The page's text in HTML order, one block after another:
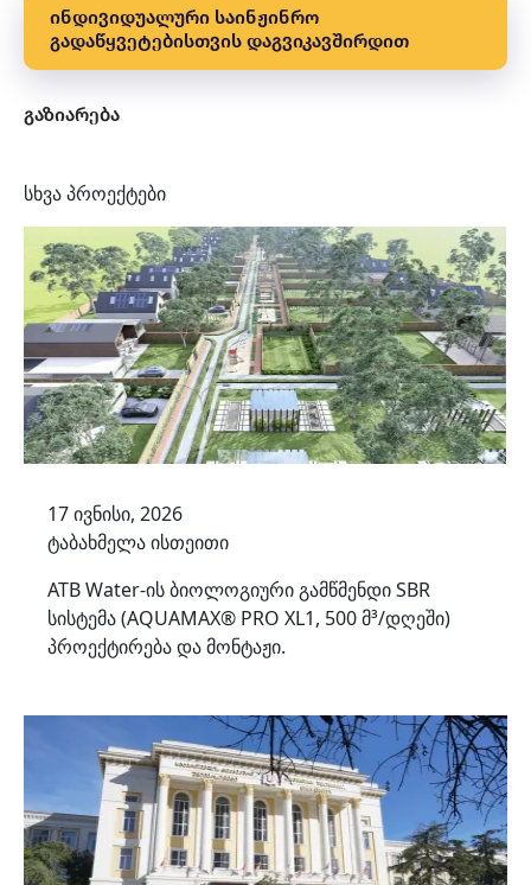
ინდივიდუალური საინჟინრო
გადაწყვეტებისთვის დაგვიკავშირდით
გაზიარება
სხვა პროექტები
17 ივნისი, 2026
ტაბახმელა ისთეითი
ATB Water-ის ბიოლოგიური გამწმენდი SBR
სისტემა (AQUAMAX® PRO XL1, 500 მ³/დღეში)
პროექტირება და მონტაჟი.